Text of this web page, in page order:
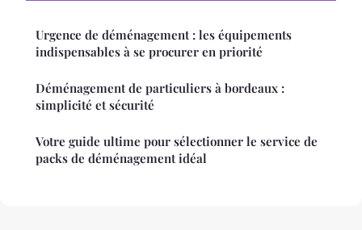
Urgence de déménagement : les équipements
indispensables à se procurer en priorité
Déménagement de particuliers à bordeaux :
simplicité et sécurité
Votre guide ultime pour sélectionner le service de
packs de déménagement idéal